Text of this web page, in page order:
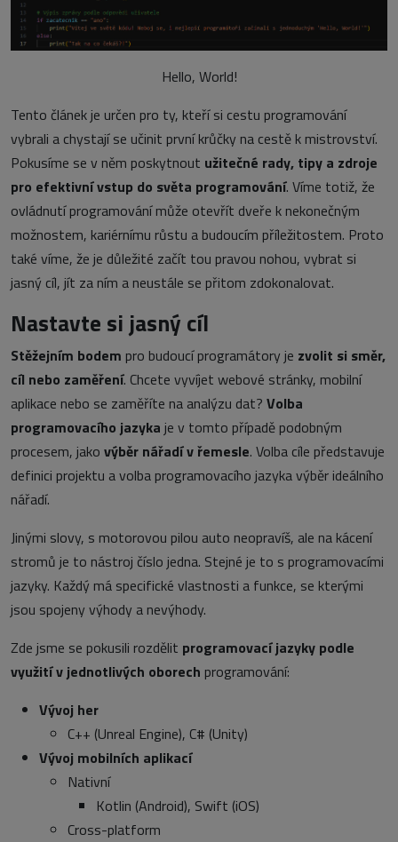
Hello, World!
Tento článek je určen pro ty, kteří si cestu programování
vybrali a chystají se učinit první krůčky na cestě k mistrovství.
Pokusíme se v něm poskytnout užitečné rady, tipy a zdroje
pro efektivní vstup do světa programování. Víme totiž, že
ovládnutí programování může otevřít dveře k nekonečným
možnostem, kariérnímu růstu a budoucím příležitostem. Proto
také víme, že je důležité začít tou pravou nohou, vybrat si
jasný cíl, jít za ním a neustále se přitom zdokonalovat.
Nastavte si jasný cíl
Stěžejním bodem pro budoucí programátory je zvolit si směr,
cíl nebo zaměření. Chcete vyvíjet webové stránky, mobilní
aplikace nebo se zaměříte na analýzu dat? Volba
programovacího jazyka je v tomto případě podobným
procesem, jako výběr nářadí v řemesle. Volba cíle představuje
definici projektu a volba programovacího jazyka výběr ideálního
nářadí.
Jinými slovy, s motorovou pilou auto neopravíš, ale na kácení
stromů je to nástroj číslo jedna. Stejné je to s programovacími
jazyky. Každý má specifické vlastnosti a funkce, se kterými
jsou spojeny výhody a nevýhody.
Zde jsme se pokusili rozdělit programovací jazyky podle
využití v jednotlivých oborech programování:
Vývoj her
C++ (Unreal Engine), C# (Unity)
Vývoj mobilních aplikací
Nativní
Kotlin (Android), Swift (iOS)
Cross-platform